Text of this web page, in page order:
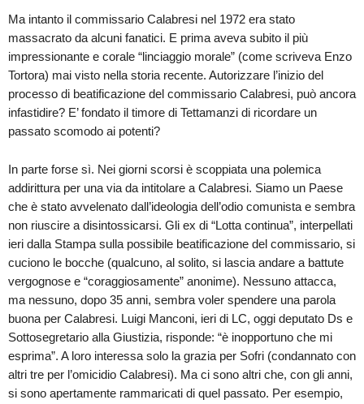
Ma intanto il commissario Calabresi nel 1972 era stato
massacrato da alcuni fanatici. E prima aveva subito il più
impressionante e corale “linciaggio morale” (come scriveva Enzo
Tortora) mai visto nella storia recente. Autorizzare l’inizio del
processo di beatificazione del commissario Calabresi, può ancora
infastidire? E’ fondato il timore di Tettamanzi di ricordare un
passato scomodo ai potenti?
In parte forse sì. Nei giorni scorsi è scoppiata una polemica
addirittura per una via da intitolare a Calabresi. Siamo un Paese
che è stato avvelenato dall’ideologia dell’odio comunista e sembra
non riuscire a disintossicarsi. Gli ex di “Lotta continua”, interpellati
ieri dalla Stampa sulla possibile beatificazione del commissario, si
cuciono le bocche (qualcuno, al solito, si lascia andare a battute
vergognose e “coraggiosamente” anonime). Nessuno attacca,
ma nessuno, dopo 35 anni, sembra voler spendere una parola
buona per Calabresi. Luigi Manconi, ieri di LC, oggi deputato Ds e
Sottosegretario alla Giustizia, risponde: “è inopportuno che mi
esprima”. A loro interessa solo la grazia per Sofri (condannato con
altri tre per l’omicidio Calabresi). Ma ci sono altri che, con gli anni,
si sono apertamente rammaricati di quel passato. Per esempio,